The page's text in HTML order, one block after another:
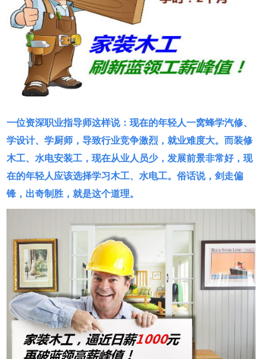
一位资深职业指导师这样说：现在的年轻人一窝蜂学汽修、
学设计、学厨师，导致行业竞争激烈，就业难度大。而装修
木工、水电安装工，现在从业人员少，发展前景非常好，现
在的年轻人应该选择学习木工、水电工。俗话说，剑走偏
锋，出奇制胜，就是这个道理。